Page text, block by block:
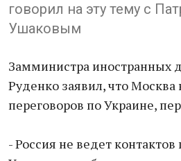
говорил на эту тему с
Ушаковым
Замминистра иностранных
Руденко заявил, что
переговоров по Украине,
- Россия не ведет контактов